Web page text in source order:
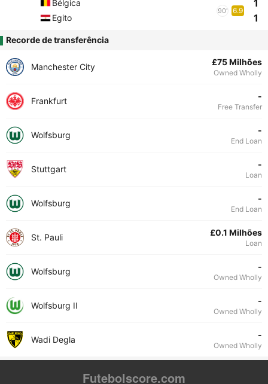
Bélgica
Egito
90' 6.9
1
1
Recorde de transferência
Manchester City £75 Milhões
Owned Wholly
Frankfurt -
Free Transfer
Wolfsburg -
End Loan
Stuttgart -
Loan
Wolfsburg -
End Loan
St. Pauli £0.1 Milhões
Loan
Wolfsburg -
Owned Wholly
Wolfsburg II -
Owned Wholly
Wadi Degla -
Owned Wholly
Futebolscore.com